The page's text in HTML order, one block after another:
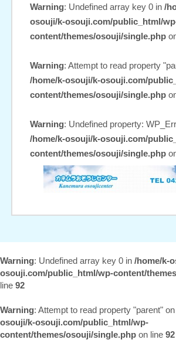
Warning: Undefined array key 0 in /
osouji/k-osouji.com/public_html/
content/themes/osouji/single.php
Warning: Attempt to read property
/home/k-osouji/k-osouji.com/
content/themes/osouji/single.php
Warning: Undefined property:
/home/k-osouji/k-osouji.com/
content/themes/osouji/single.php
Warning: Undefined array key 0 in /home/k-
osouji.com/public_html/wp-content/
line 92
Warning: Attempt to read property "parent"
osouji/k-osouji.com/public_html/wp-
content/themes/osouji/single.php on line 92